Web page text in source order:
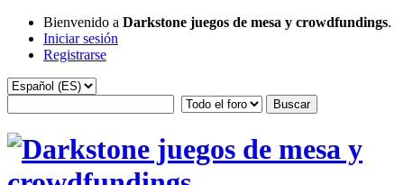
Bienvenido a Darkstone juegos de mesa y crowdfundings.
Iniciar sesión
Registrarse